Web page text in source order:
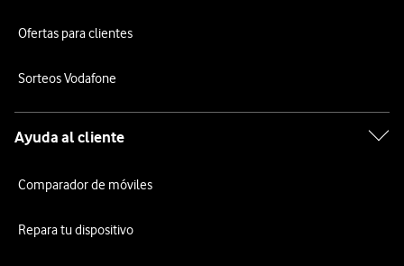
Ofertas para clientes
Sorteos Vodafone
Ayuda al cliente
Comparador de móviles
Repara tu dispositivo